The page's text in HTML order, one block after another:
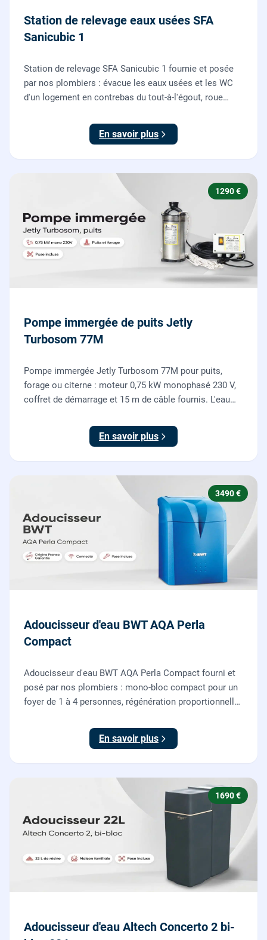
Station de relevage eaux usées SFA
Sanicubic 1
Station de relevage SFA Sanicubic 1 fournie et posée
par nos plombiers : évacue les eaux usées et les WC
d'un logement en contrebas du tout-à-l'égout, roue
En savoir plus
1290 €
Pompe immergée de puits Jetly
Turbosom 77M
Pompe immergée Jetly Turbosom 77M pour puits,
forage ou citerne : moteur 0,75 kW monophasé 230 V,
coffret de démarrage et 15 m de câble fournis. L'eau
et posée par nos plombiers.
En savoir plus
3490 €
Adoucisseur d'eau BWT AQA Perla
Compact
Adoucisseur d'eau BWT AQA Perla Compact fourni et
posé par nos plombiers : mono-bloc compact pour un
foyer de 1 à 4 personnes, régénération proportionnelle
toute la maison du calcaire.
En savoir plus
1690 €
Adoucisseur d'eau Altech Concerto 2 bi-